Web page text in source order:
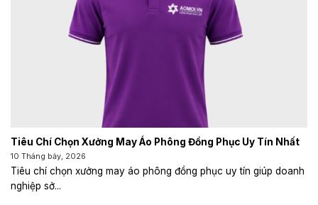
Tiêu Chí Chọn Xưởng May Áo Phông Đồng Phục Uy Tín Nhất
10 Tháng bảy, 2026
Tiêu chí chọn xưởng may áo phông đồng phục uy tín giúp doanh
nghiệp sở...